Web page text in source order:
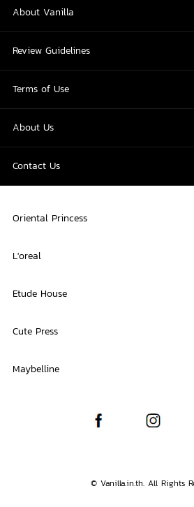
About Vanilla
Review Guidelines
Terms of Use
About Us
Contact Us
Oriental Princess
L'oreal
Etude House
Cute Press
Maybelline
© Vanilla.in.th. All Rights